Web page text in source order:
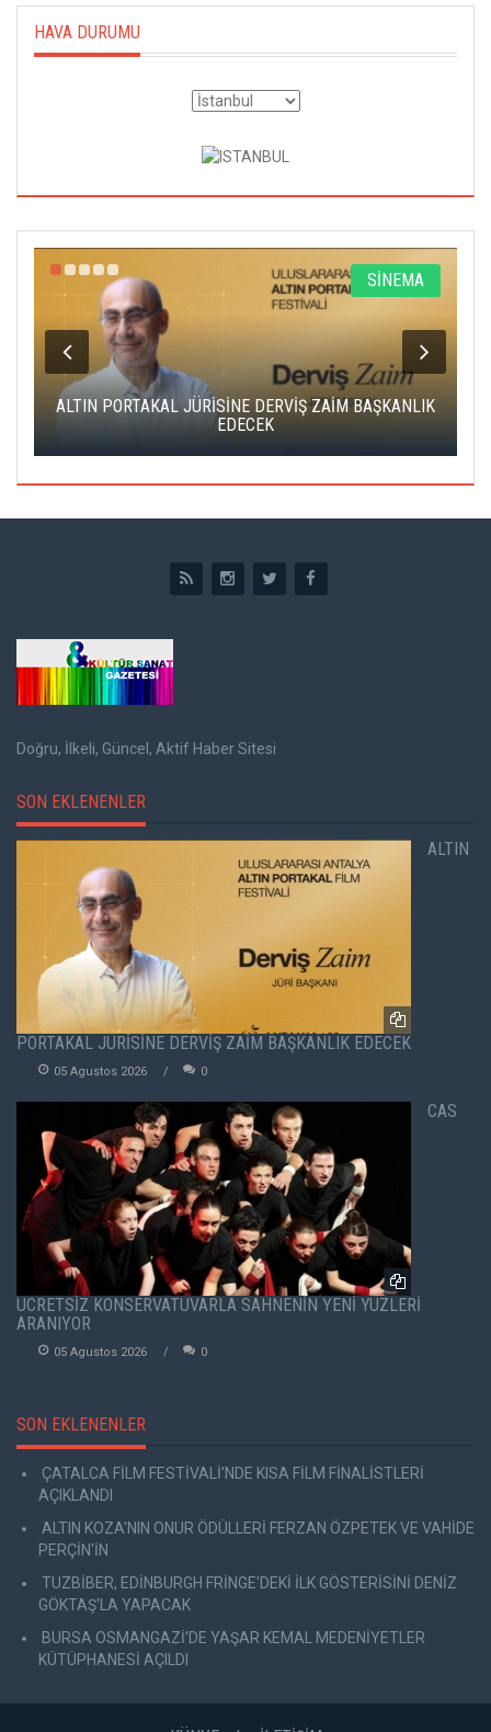
HAVA DURUMU
SİNEMA
ALTIN PORTAKAL JÜRİSİNE DERVİŞ ZAİM BAŞKANLIK
EDECEK
Doğru, İlkeli, Güncel, Aktif Haber Sitesi
SON EKLENENLER
ALTIN
PORTAKAL JÜRİSİNE DERVİŞ ZAİM BAŞKANLIK EDECEK
05 Agustos 2026 0
CAS
ÜCRETSİZ KONSERVATUVARLA SAHNENİN YENİ YÜZLERİ
ARANIYOR
05 Agustos 2026 0
SON EKLENENLER
ÇATALCA FİLM FESTİVALİ'NDE KISA FİLM FİNALİSTLERİ
AÇIKLANDI
ALTIN KOZA'NIN ONUR ÖDÜLLERİ FERZAN ÖZPETEK VE VAHİDE
PERÇİN'İN
TUZBİBER, EDİNBURGH FRİNGE'DEKİ İLK GÖSTERİSİNİ DENİZ
GÖKTAŞ'LA YAPACAK
BURSA OSMANGAZİ'DE YAŞAR KEMAL MEDENİYETLER
KÜTÜPHANESİ AÇILDI